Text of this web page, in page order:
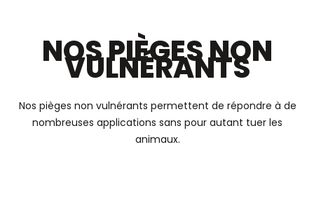
NOS PIÈGES NON
VULNÉRANTS
Nos pièges non vulnérants permettent de répondre à de
nombreuses applications sans pour autant tuer les
animaux.